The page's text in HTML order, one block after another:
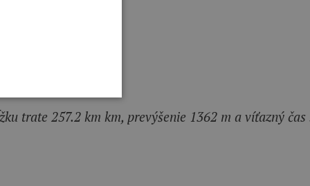
trate 257.2 km km, prevýšenie 1362 m a víťazný